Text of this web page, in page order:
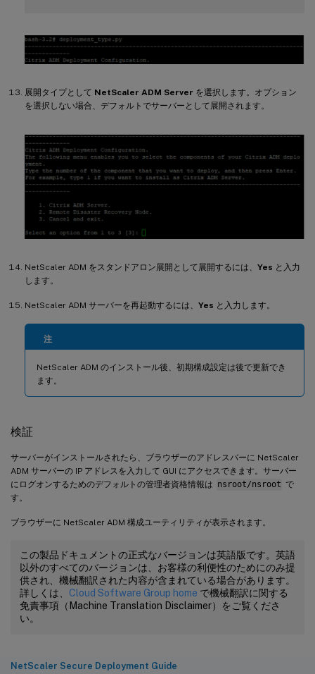
展開タイプとして NetScaler ADM Server を選択します。オプション
を選択しない場合、デフォルトでサーバーとして展開されます。
NetScaler ADM をスタンドアロン展開として展開するには、 Yes と入力
します。
NetScaler ADM サーバーを再起動するには、 Yes と入力します。
注
NetScaler ADM のインストール後、初期構成設定は後で更新でき
ます。
検証
サーバーがインストールされたら、ブラウザーのアドレスバーに NetScaler
ADM サーバーの IP アドレスを入力して GUI にアクセスできます。サーバー
にログオンするためのデフォルトの管理者資格情報は nsroot/nsroot で
す。
ブラウザーに NetScaler ADM 構成ユーティリティが表示されます。
この製品ドキュメントの正式なバージョンは英語版です。英語
以外のすべてのバージョンは、お客様の利便性のためにのみ提
供され、機械翻訳された内容が含まれている場合があります。
詳しくは、 Cloud Software Group home で機械翻訳に関する
免責事項（Machine Translation Disclaimer）をご覧くださ
い。
NetScaler Secure Deployment Guide